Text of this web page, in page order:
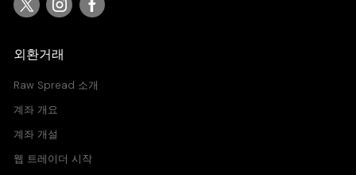
외환거래
Raw Spread 소개
계좌 개요
계좌 개설
웹 트레이더 시작